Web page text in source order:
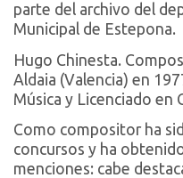
parte del archivo del
Municipal de Estepona.
Hugo Chinesta.
Aldaia (Valencia) en
Música y Licenciado en
Como compositor ha
concursos y ha
menciones: cabe